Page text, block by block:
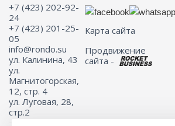
+7 (423) 202-92-
24
+7 (423) 201-25-
05
info@rondo.su
ул. Калинина, 43
ул.
Магнитогорская,
12, стр. 4
ул. Луговая, 28,
стр.2
Карта сайта
Продвижение
сайта -